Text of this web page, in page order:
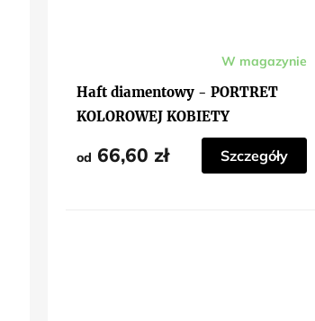
Haft diamentowy - PORTRET
KOLOROWEJ KOBIETY
produktu
wynosi
5,0
na
gwiazdek.
W magazynie
od 66,60 zł Szczegóły